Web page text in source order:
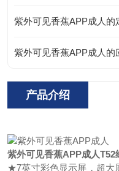
紫外可见香蕉APP成人的
紫外可见香蕉APP成人
产品介绍
紫外可见香蕉APP成人T52
★7英寸彩色显示屏，超大